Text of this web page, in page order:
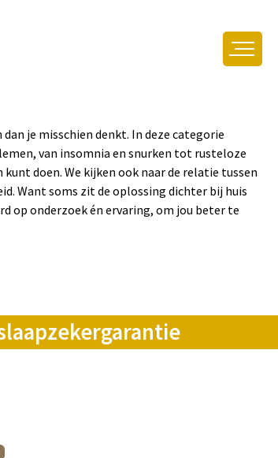
je misschien denkt. In deze categorie
van insomnia en snurken tot rusteloze
doen. We kijken ook naar de relatie tussen
Want soms zit de oplossing dichter bij huis
op onderzoek én ervaring, om jou beter te